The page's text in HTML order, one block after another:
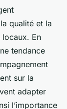
qualité et la
locaux. En
tendance
sur la
adapter
l’importance